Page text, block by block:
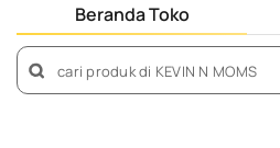
Beranda Toko